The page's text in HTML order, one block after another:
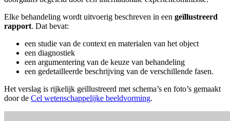
Elke behandeling wordt uitvoerig beschreven in een geïllustreerd
rapport. Dat bevat:
een studie van de context en materialen van het object
een diagnostiek
een argumentering van de keuze van behandeling
een gedetailleerde beschrijving van de verschillende fasen.
Het verslag is rijkelijk geïllustreerd met schema’s en foto’s gemaakt
door de Cel wetenschappelijke beeldvorming.